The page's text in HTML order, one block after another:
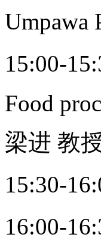
Umpawa
15:00-
Food
梁进 教
15:30-
16:00-